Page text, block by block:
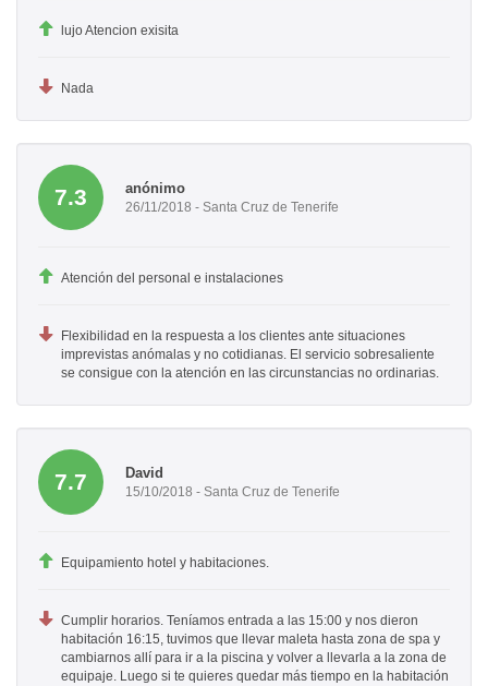
lujo Atencion exisita
Nada
7.3 anónimo
26/11/2018 - Santa Cruz de Tenerife
Atención del personal e instalaciones
Flexibilidad en la respuesta a los clientes ante situaciones
imprevistas anómalas y no cotidianas. El servicio sobresaliente
se consigue con la atención en las circunstancias no ordinarias.
7.7 David
15/10/2018 - Santa Cruz de Tenerife
Equipamiento hotel y habitaciones.
Cumplir horarios. Teníamos entrada a las 15:00 y nos dieron
habitación 16:15, tuvimos que llevar maleta hasta zona de spa y
cambiarnos allí para ir a la piscina y volver a llevarla a la zona de
equipaje. Luego si te quieres quedar más tiempo en la habitación